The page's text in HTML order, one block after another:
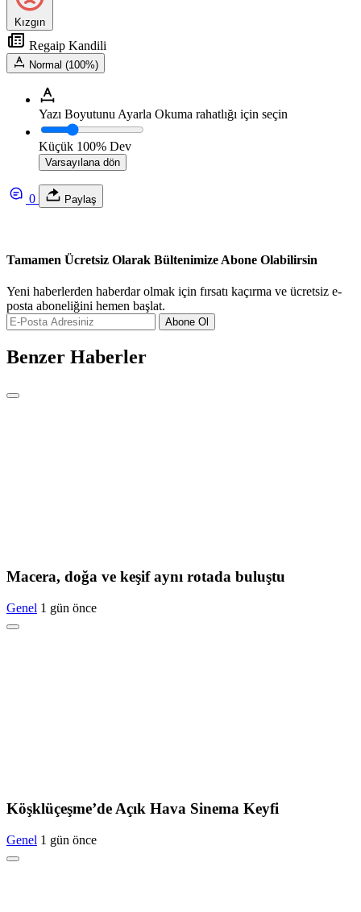
Kızgın
Regaip Kandili
Normal (100%)
Yazı Boyutunu Ayarla Okuma rahatlığı için seçin
Küçük 100% Dev
Varsayılana dön
0 Paylaş
Tamamen Ücretsiz Olarak Bültenimize Abone Olabilirsin
Yeni haberlerden haberdar olmak için fırsatı kaçırma ve ücretsiz e-
posta aboneliğini hemen başlat.
Abone Ol
Benzer Haberler
Macera, doğa ve keşif aynı rotada buluştu
Genel 1 gün önce
Köşklüçeşme’de Açık Hava Sinema Keyfi
Genel 1 gün önce